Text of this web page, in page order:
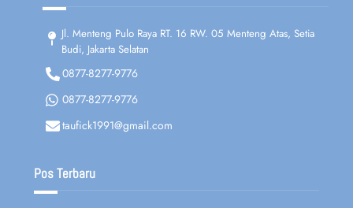
Jl. Menteng Pulo Raya RT. 16 RW. 05 Menteng Atas, Setia
Budi, Jakarta Selatan
0877-8277-9776
0877-8277-9776
taufick1991@gmail.com
Pos Terbaru